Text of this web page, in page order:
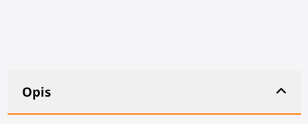
Opis